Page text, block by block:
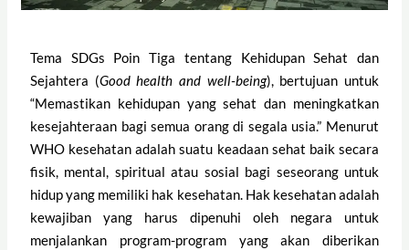
Tema SDGs Poin Tiga tentang Kehidupan Sehat dan
Sejahtera (Good health and well-being), bertujuan untuk
“Memastikan kehidupan yang sehat dan meningkatkan
kesejahteraan bagi semua orang di segala usia.” Menurut
WHO kesehatan adalah suatu keadaan sehat baik secara
fisik, mental, spiritual atau sosial bagi seseorang untuk
hidup yang memiliki hak kesehatan. Hak kesehatan adalah
kewajiban yang harus dipenuhi oleh negara untuk
menjalankan program-program yang akan diberikan